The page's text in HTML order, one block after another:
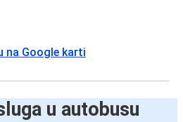
na Google karti
u autobusu